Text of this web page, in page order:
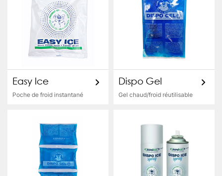
Easy Ice
Poche de froid instantané
Dispo Gel
Gel chaud/froid réutilisable